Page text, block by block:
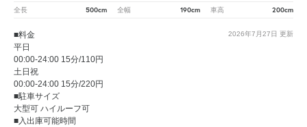
全長 500cm 全幅 190cm 車高 200cm
2026年7月27日 更新
■料金
平日
00:00-24:00 15分/110円
土日祝
00:00-24:00 15分/220円
■駐車サイズ
大型可 ハイルーフ可
■入出庫可能時間